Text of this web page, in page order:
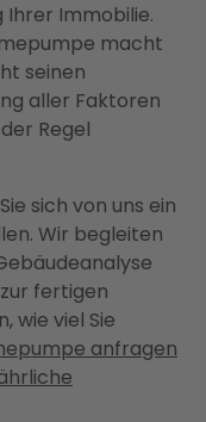
Ihrer Immobilie.
macht
seinen
aller Faktoren
Regel
sich von uns ein
Wir begleiten
fertigen
wie viel Sie
anfragen